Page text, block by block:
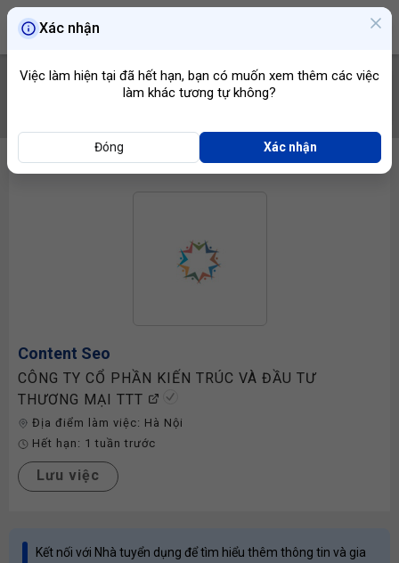
Content Seo
CÔNG TY CỔ PHẦN KIẾN TRÚC VÀ ĐẦU TƯ
THƯƠNG MẠI TTT
Địa điểm làm việc: Hà Nội
Hết hạn: 1 tuần trước
Lưu việc
Kết nối với Nhà tuyển dụng để tìm hiểu thêm thông tin và gia
Xác nhận
Việc làm hiện tại đã hết hạn, bạn có muốn xem thêm các việc
làm khác tương tự không?
Đóng Xác nhận